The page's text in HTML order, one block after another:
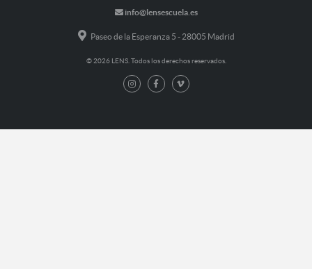
info@lensescuela.es
Paseo de la Esperanza 5 - 28005 Madrid
© 2026 LENS. Todos los derechos reservados.